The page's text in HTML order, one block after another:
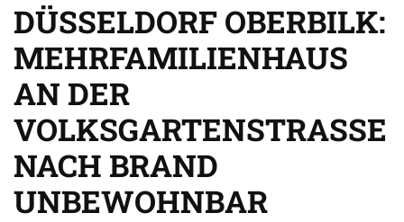
DÜSSELDORF OBERBILK:
MEHRFAMILIENHAUS
AN DER
VOLKSGARTENSTRASSE N
ACH BRAND U
NBEWOHNBAR